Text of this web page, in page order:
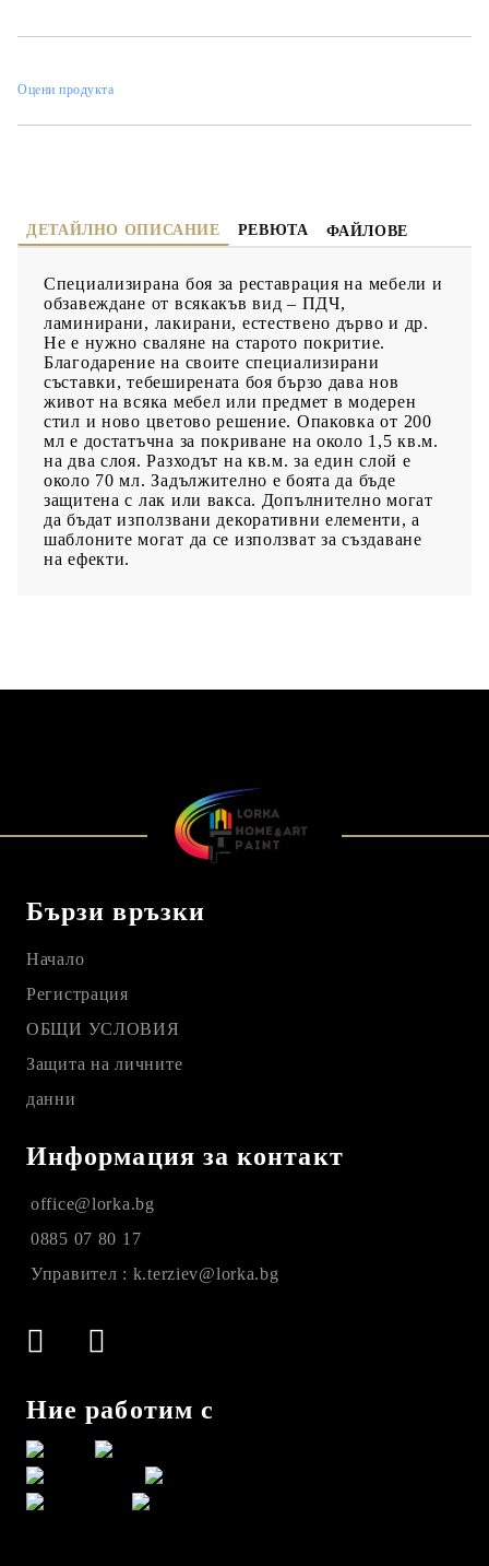
допълнителни ефекти.
Оцени продукта
ДЕТАЙЛНО ОПИСАНИЕ РЕВЮТА ФАЙЛОВЕ
Специализирана боя за реставрация на мебели и
обзавеждане от всякакъв вид – ПДЧ,
ламинирани, лакирани, естествено дърво и др.
Не е нужно сваляне на старото покритие.
Благодарение на своите специализирани
съставки, тебеширената боя бързо дава нов
живот на всяка мебел или предмет в модерен
стил и ново цветово решение. Опаковка от 200
мл е достатъчна за покриване на около 1,5 кв.м.
на два слоя. Разходът на кв.м. за един слой е
около 70 мл. Задължително е боята да бъде
защитена с лак или вакса. Допълнително могат
да бъдат използвани декоративни елементи, а
шаблоните могат да се използват за създаване
на ефекти.
Бързи връзки
Начало
Регистрация
ОБЩИ УСЛОВИЯ
Защита на личните
данни
Информация за контакт
office@lorka.bg
0885 07 80 17
Управител : k.terziev@lorka.bg
Ние работим с